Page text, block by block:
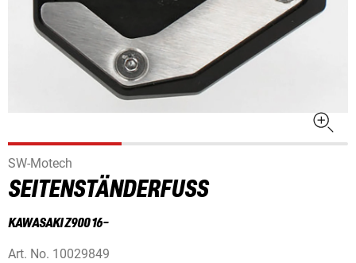
SW-Motech
SEITENSTÄNDERFUSS
KAWASAKI Z900 16-
Art. No. 10029849